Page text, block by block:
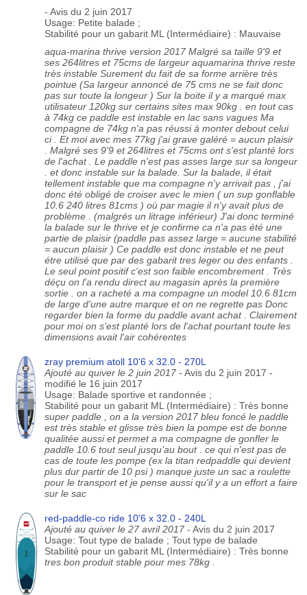
- Avis du 2 juin 2017
Usage: Petite balade ;
Stabilité pour un gabarit ML (Intermédiaire) : Mauvaise
aqua-marina thrive version 2017 Malgré sa taille 9'9 et
ses 264litres et 75cms de largeur aquamarina thrive reste
très instable Surement du fait de sa forme arrière très
pointue (Sa largeur annoncé de 75 cms ne se fait donc
pas sur toute la longeur ) Sur la boite il y a marqué max
utilisateur 120kg sur certains sites max 90kg . en tout cas
à 74kg ce paddle est instable en lac sans vagues Ma
compagne de 74kg n'a pas réussi à monter debout celui
ci . Et moi avec mes 77kg j'ai grave galéré = aucun plaisir
. Malgré ses 9'9 et 264litres et 75cms ont s'est planté lors
de l'achat . Le paddle n'est pas asses large sur sa longeur
. et donc instable sur la balade. Sur la balade, il était
tellement instable que ma compagne n'y arrivait pas , j'ai
donc été obligé de croiser avec le mien ( un sup gonflable
10.6 240 litres 81cms ) où par magie il n'y avait plus de
problème . (malgrés un litrage inférieur) J'ai donc terminé
la balade sur le thrive et je confirme ca n'a pas été une
partie de plaisir (paddle pas assez large = aucune stabilité
= aucun plaisir ) Ce paddle est donc instable et ne peut
étre utilisé que par des gabarit tres leger ou des enfants .
Le seul point positif c'est son faible encombrement . Très
déçu on l'a rendu direct au magasin après la première
sortie . on a racheté a ma compagne un model 10.6 81cm
de large d'une autre marque et on ne regrette pas Donc
regarder bien la forme du paddle avant achat . Clairement
pour moi on s'est planté lors de l'achat pourtant toute les
dimensions avait l'air cohérentes
zray premium atoll 10'6 x 32.0 - 270L
Ajouté au quiver le 2 juin 2017 - Avis du 2 juin 2017 -
modifié le 16 juin 2017
Usage: Balade sportive et randonnée ;
Stabilité pour un gabarit ML (Intermédiaire) : Très bonne
super paddle , on a la version 2017 bleu foncé le paddle
est très stable et glisse très bien la pompe est de bonne
qualitée aussi et permet a ma compagne de gonfler le
paddle 10.6 tout seul jusqu’au bout . ce qui n'est pas de
cas de toute les pompe (ex la titan redpaddle qui devient
plus dur partir de 10 psi ) manque juste un sac a roulette
pour le transport et je pense aussi qu'il y a un effort a faire
sur le sac
red-paddle-co ride 10'6 x 32.0 - 240L
Ajouté au quiver le 27 avril 2017 - Avis du 2 juin 2017
Usage: Tout type de balade ; Tout type de balade
Stabilité pour un gabarit ML (Intermédiaire) : Très bonne
tres bon produit stable pour mes 78kg .